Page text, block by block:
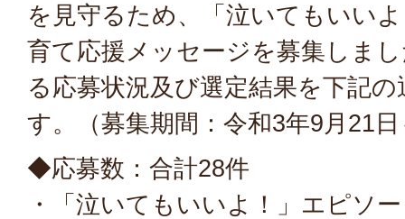
を見守るため、「泣いてもいい
育て応援メッセージを募集しま
る応募状況及び選定結果を下記
す。（募集期間：令和3年9月21
◆応募数：合計28件
・「泣いてもいいよ！」エピソ